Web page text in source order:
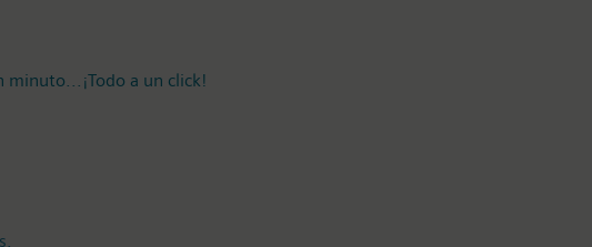
minuto...¡Todo a un click!